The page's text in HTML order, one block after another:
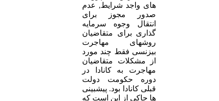
های واجد شرایط, عدم
صدور مجوز برای
انتقال وجوه سرمایه
گذاری برای متقاضیان
روشهای مهاجرت
بیزنسی فقط چند مورد
از مشکلات متقاضیان
مهاجرت به کانادا در
دوره حکومت دولت
قبلی کانادا بود. پیشبینی
ها حاکی از این است که